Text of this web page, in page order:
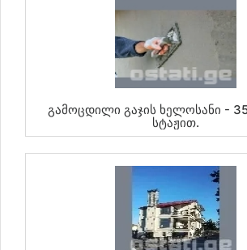
Გამოცდილი Გაჯის Ხელოსანი -
Სტაჟით.